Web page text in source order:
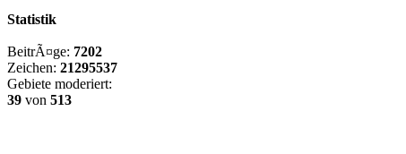
Statistik
BeitrÃ¤ge: 7202
Zeichen: 21295537
Gebiete moderiert:
39 von 513